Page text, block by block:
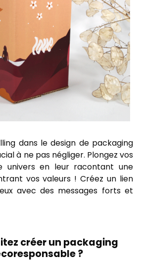
dans le design de packaging
à ne pas négliger. Plongez vos
univers en leur racontant une
vos valeurs ! Créez un lien
avec des messages forts et
créer un packaging
?